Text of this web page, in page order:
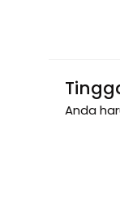
Anda